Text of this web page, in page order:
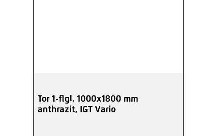
Tor 1-flgl. 1000x1800 mm
anthrazit, IGT Vario